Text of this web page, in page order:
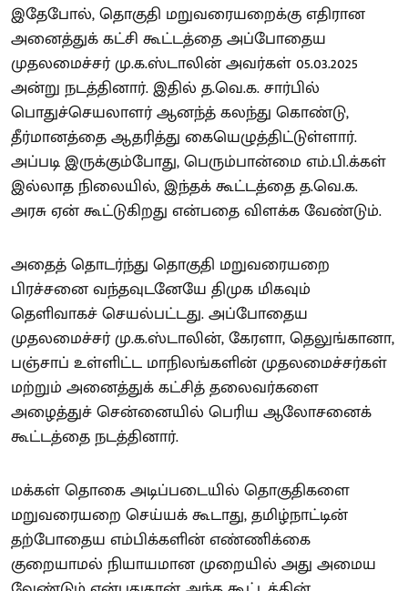
இதேபோல், தொகுதி மறுவரையறைக்கு எதிரான
அனைத்துக் கட்சி கூட்டத்தை அப்போதைய
முதலமைச்சர் மு.க.ஸ்டாலின் அவர்கள் 05.03.2025
அன்று நடத்தினார். இதில் த.வெ.க. சார்பில்
பொதுச்செயலாளர் ஆனந்த் கலந்து கொண்டு,
தீர்மானத்தை ஆதரித்து கையெழுத்திட்டுள்ளார்.
அப்படி இருக்கும்போது, பெரும்பான்மை எம்.பி.க்கள்
இல்லாத நிலையில், இந்தக் கூட்டத்தை த.வெ.க.
அரசு ஏன் கூட்டுகிறது என்பதை விளக்க வேண்டும்.
அதைத் தொடர்ந்து தொகுதி மறுவரையறை
பிரச்சனை வந்தவுடனேயே திமுக மிகவும்
தெளிவாகச் செயல்பட்டது. அப்போதைய
முதலமைச்சர் மு.க.ஸ்டாலின், கேரளா, தெலுங்கானா,
பஞ்சாப் உள்ளிட்ட மாநிலங்களின் முதலமைச்சர்கள்
மற்றும் அனைத்துக் கட்சித் தலைவர்களை
அழைத்துச் சென்னையில் பெரிய ஆலோசனைக்
கூட்டத்தை நடத்தினார்.
மக்கள் தொகை அடிப்படையில் தொகுதிகளை
மறுவரையறை செய்யக் கூடாது, தமிழ்நாட்டின்
தற்போதைய எம்பிக்களின் எண்ணிக்கை
குறையாமல் நியாயமான முறையில் அது அமைய